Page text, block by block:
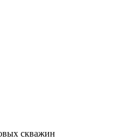
скважин